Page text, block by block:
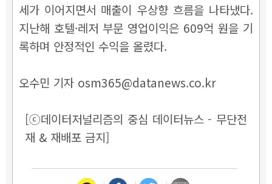
세가 이어지면서 매출이 우상향 흐름을 나타냈다.
지난해 호텔·레저 부문 영업이익은 609억 원을 기
록하며 안정적인 수익을 올렸다.
오수민 기자 osm365@datanews.co.kr
[ⓒ데이터저널리즘의 중심 데이터뉴스 - 무단전
재 & 재배포 금지]